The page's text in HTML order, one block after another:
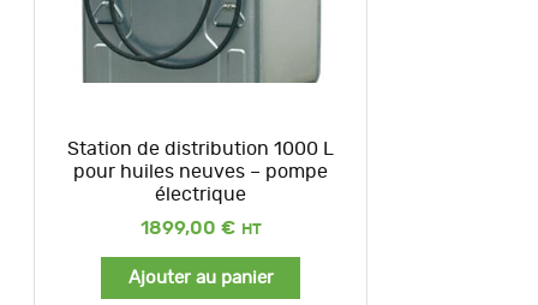
Station de distribution 1000 L
pour huiles neuves – pompe
électrique
1899,00 €
Ajouter au panier